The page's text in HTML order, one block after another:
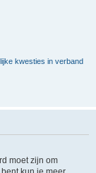
kwesties in verband
moet zijn om